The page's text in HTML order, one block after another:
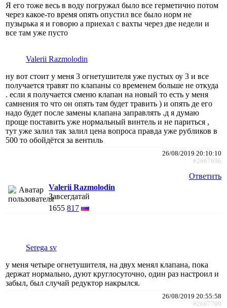
Я его тоже весь в воду погружал было все герметично потом
через какое-то время опять опустил все было норм не
пузырька я и говорю а приехал с вахты через две недели и
все там уже пусто
Valerii Razmolodin
ну вот стоит у меня 3 огнетушителя уже пустых оу 3 и все
получается травят по клапаны со временем больше не откуда
. если я получается сменю клапан на новый то есть у меня
самнения то что он опять там будет травить ) и опять де его
надо будет после замены клапана заправлять .д я думаю
проще поставить уже нормальный винтель и не париться ,
тут уже залил так залил цена вопроса правда уже рубликов в
500 то обойдётся за вентиль
26/08/2019 20:10:10
#2667696
Ответить
Valerii Razmolodin
Завсегдатай
1655 817
Serega sv
у меня четыре огнетушителя, на двух менял клапана, пока
держат нормально, дуют круглосуточно, один раз настроил и
забыл, был случай редуктор накрылся.
26/08/2019 20:55:58
#2667709